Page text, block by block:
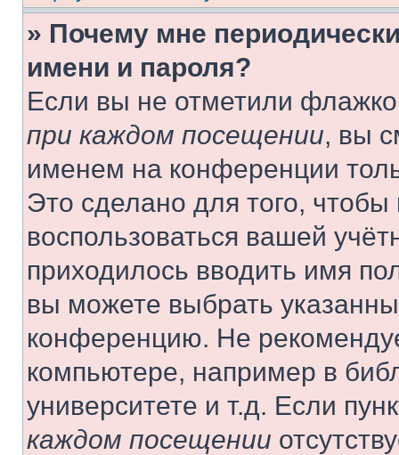
» Почему мне
имени и пароля?
Если вы не отметили
при каждом посещении, вы
именем на конференции
Это сделано для того, чтобы
воспользоваться вашей
приходилось вводить имя
вы можете выбрать
конференцию. Не
компьютере, например в
университете и т.д. Если
каждом посещении